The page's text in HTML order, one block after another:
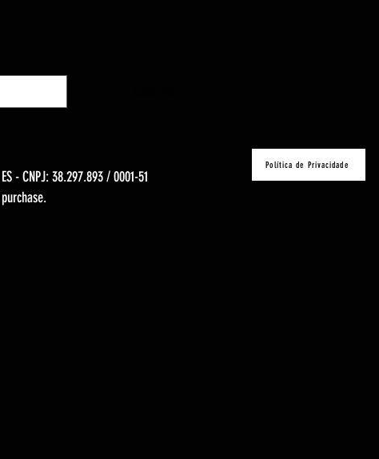
- CNPJ: 38.297.893 / 0001-51
Política de Privacidade